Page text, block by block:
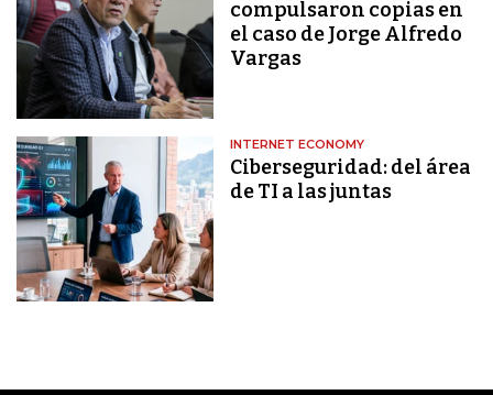
compulsaron copias en
el caso de Jorge Alfredo
Vargas
INTERNET ECONOMY
Ciberseguridad: del área
de TI a las juntas